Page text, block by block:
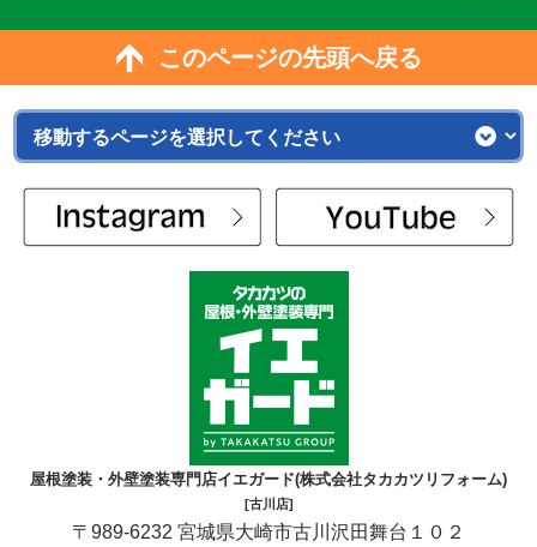
このページの先頭へ戻る
屋根塗装・外壁塗装専門店イエガード(株式会社タカカツリフォーム)
[古川店]
〒989-6232 宮城県大崎市古川沢田舞台１０２